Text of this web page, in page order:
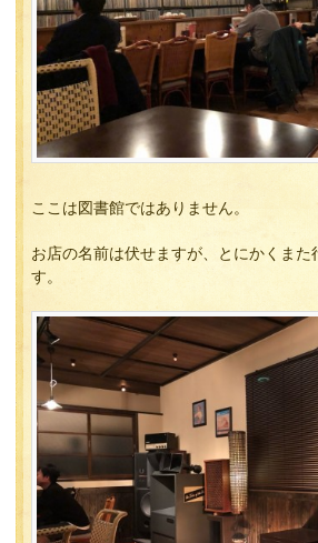
ここは図書館ではありません。
お店の名前は伏せますが、とにかくまた
す。